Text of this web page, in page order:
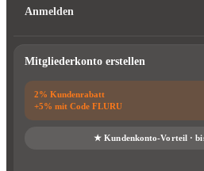
Anmelden
Mitgliederkonto erstellen